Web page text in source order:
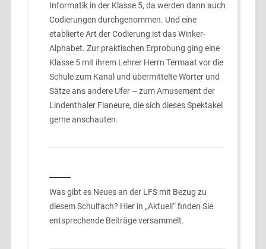
Informatik in der Klasse 5, da werden dann auch
Codierungen durchgenommen. Und eine
etablierte Art der Codierung ist das Winker-
Alphabet. Zur praktischen Erprobung ging eine
Klasse 5 mit ihrem Lehrer Herrn Termaat vor die
Schule zum Kanal und übermittelte Wörter und
Sätze ans andere Ufer – zum Amusement der
Lindenthaler Flaneure, die sich dieses Spektakel
gerne anschauten.
Was gibt es Neues an der LFS mit Bezug zu
diesem Schulfach? Hier in „Aktuell“ finden Sie
entsprechende Beiträge versammelt.